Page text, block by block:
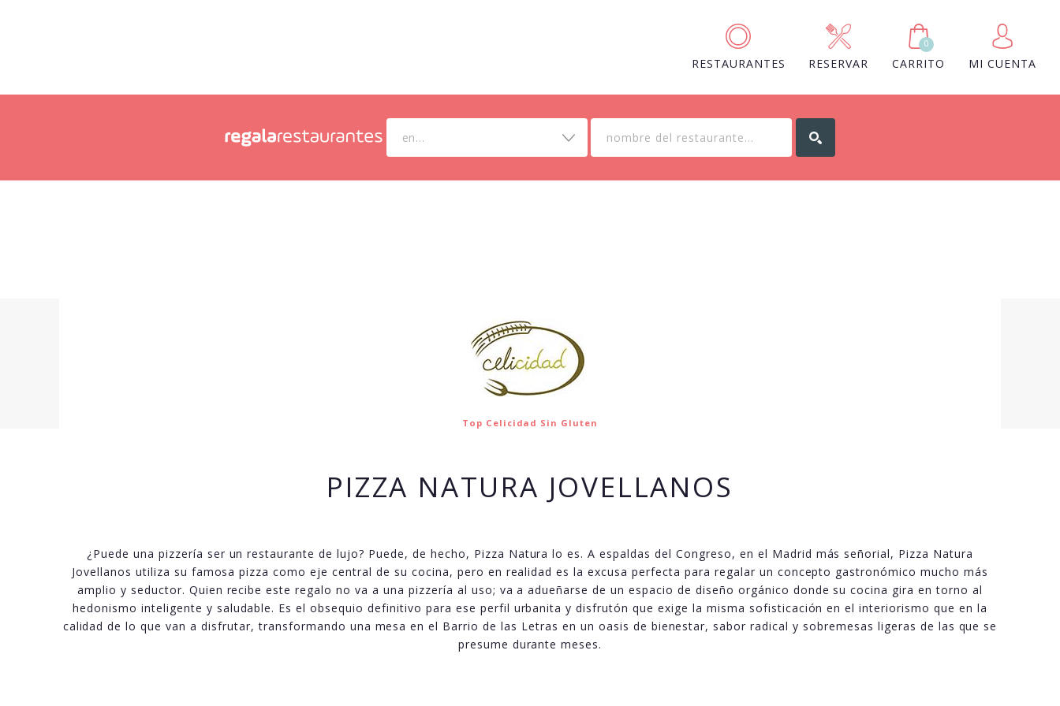
RESTAURANTES RESERVAR
0
CARRITO MI CUENTA
en...
Top Celicidad Sin Gluten
PIZZA NATURA JOVELLANOS
¿Puede una pizzería ser un restaurante de lujo? Puede, de hecho, Pizza Natura lo es. A espaldas del Congreso, en el Madrid más señorial, Pizza Natura
Jovellanos utiliza su famosa pizza como eje central de su cocina, pero en realidad es la excusa perfecta para regalar un concepto gastronómico mucho más
amplio y seductor. Quien recibe este regalo no va a una pizzería al uso; va a adueñarse de un espacio de diseño orgánico donde su cocina gira en torno al
hedonismo inteligente y saludable. Es el obsequio definitivo para ese perfil urbanita y disfrutón que exige la misma sofisticación en el interiorismo que en la
calidad de lo que van a disfrutar, transformando una mesa en el Barrio de las Letras en un oasis de bienestar, sabor radical y sobremesas ligeras de las que se
presume durante meses.